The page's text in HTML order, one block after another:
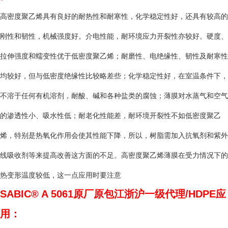
高密度聚乙烯具有良好的耐热性和耐寒性，化学稳定性好，还具有较高的
刚性和韧性，机械强度好。介电性能，耐环境应力开裂性亦较好。硬度、
拉伸强度和蠕变性优于低密度聚乙烯；耐磨性、电绝缘性、韧性及耐寒性
均较好，但与低密度绝缘性比较略差些；化学稳定性好，在室温条件下，
不溶于任何有机溶剂，耐酸、碱和各种盐类的腐蚀；薄膜对水蒸气和空气
的渗透性小、吸水性低；耐老化性能差，耐环境开裂性不如低密度聚乙
烯，特别是热氧化作用会使其性能下降，所以，树脂需加入抗氧剂和紫外
线吸收剂等来提高改善这方面的不足。高密度聚乙烯薄膜在受力情况下的
热变形温度较低，这一点应用时要注意
SABIC® A 5061原厂原包江浙沪一级代理/HDPE应
用：